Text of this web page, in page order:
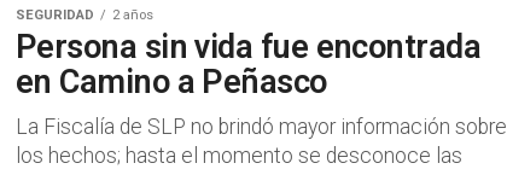
SEGURIDAD 2 años
Persona sin vida fue encontrada
en Camino a Peñasco
La Fiscalía de SLP no brindó mayor información sobre
los hechos; hasta el momento se desconoce las